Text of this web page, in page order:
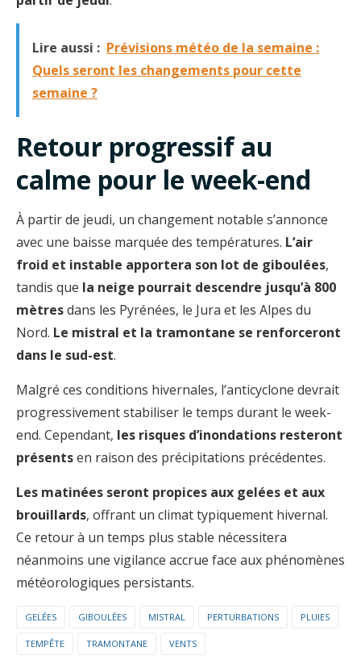
Lire aussi : Prévisions météo de la semaine :
Quels seront les changements pour cette
semaine ?
Retour progressif au
calme pour le week-end
À partir de jeudi, un changement notable s’annonce
avec une baisse marquée des températures. L’air
froid et instable apportera son lot de giboulées,
tandis que la neige pourrait descendre jusqu’à 800
mètresdans les Pyrénées, le Jura et les Alpes du
Nord. Le mistral et la tramontane se renforceront
dans le sud-est.
Malgré ces conditions hivernales, l’anticyclone devrait
progressivement stabiliser le temps durant le week-
end. Cependant, les risques d’inondations resteront
présentsen raison des précipitations précédentes.
Les matinées seront propices aux gelées et aux
brouillards, offrant un climat typiquement hivernal.
Ce retour à un temps plus stable nécessitera
néanmoins une vigilance accrue face aux phénomènes
météorologiques persistants.
GELÉES GIBOULÉES MISTRAL PERTURBATIONS PLUIES
TEMPÊTE TRAMONTANE VENTS